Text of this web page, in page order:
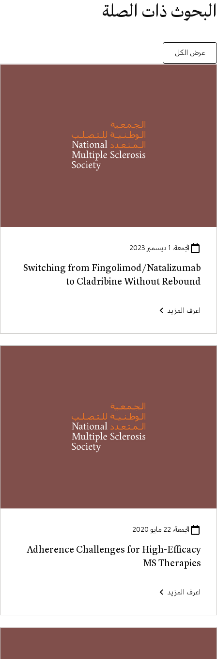
البحوث ذات الصلة
عرض الكل
الجمعة، 1 ديسمبر 2023
Switching from Fingolimod/Natalizumab
to Cladribine Without Rebound
اعرف المزيد
الجمعة، 22 مايو 2020
Adherence Challenges for High-Efficacy
MS Therapies
اعرف المزيد